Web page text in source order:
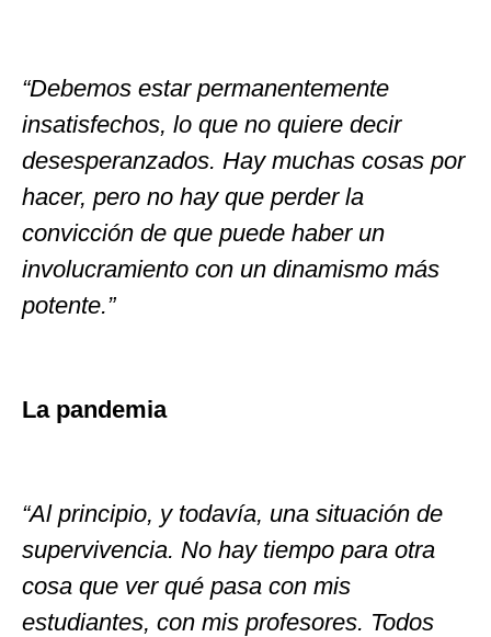
“Debemos estar permanentemente
insatisfechos, lo que no quiere decir
desesperanzados. Hay muchas cosas por
hacer, pero no hay que perder la
convicción de que puede haber un
involucramiento con un dinamismo más
potente.”
La pandemia
“Al principio, y todavía, una situación de
supervivencia. No hay tiempo para otra
cosa que ver qué pasa con mis
estudiantes, con mis profesores. Todos